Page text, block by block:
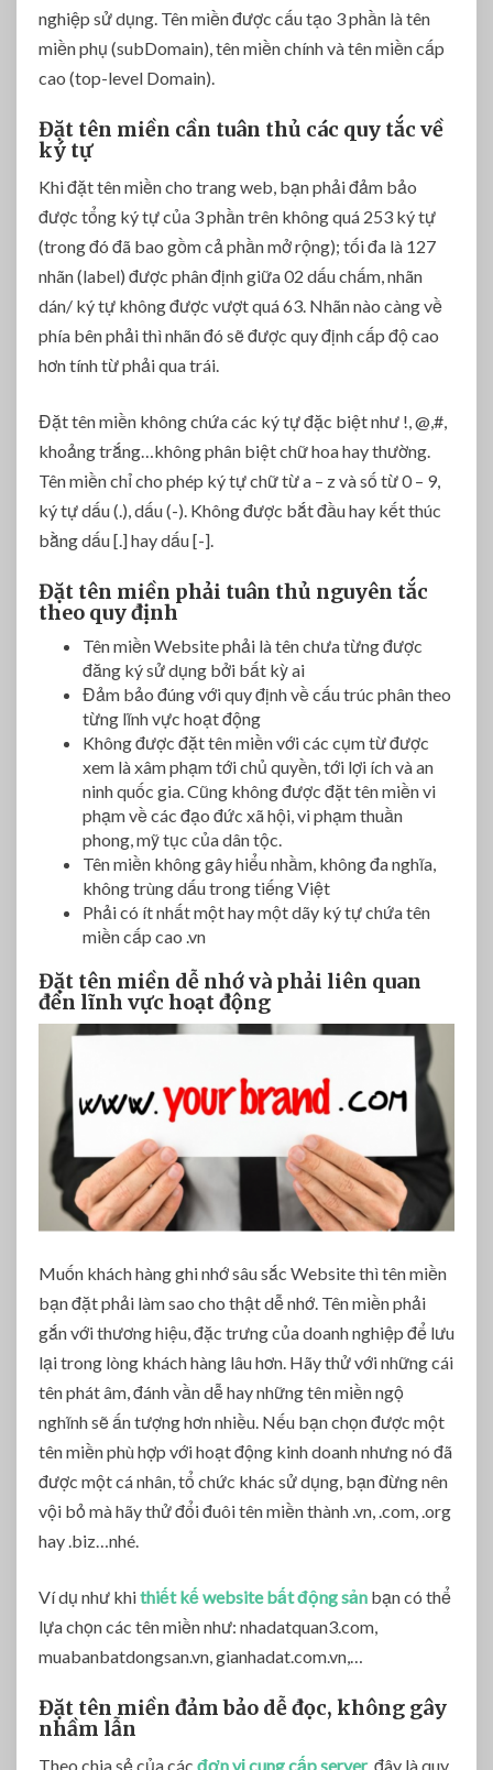
nghiệp sử dụng. Tên miền được cấu tạo 3 phần là tên
miền phụ (subDomain), tên miền chính và tên miền cấp
cao (top-level Domain).
Đặt tên miền cần tuân thủ các quy tắc về
ký tự
Khi đặt tên miền cho trang web, bạn phải đảm bảo
được tổng ký tự của 3 phần trên không quá 253 ký tự
(trong đó đã bao gồm cả phần mở rộng); tối đa là 127
nhãn (label) được phân định giữa 02 dấu chấm, nhãn
dán/ ký tự không được vượt quá 63. Nhãn nào càng về
phía bên phải thì nhãn đó sẽ được quy định cấp độ cao
hơn tính từ phải qua trái.
Đặt tên miền không chứa các ký tự đặc biệt như !, @,#,
khoảng trắng…không phân biệt chữ hoa hay thường.
Tên miền chỉ cho phép ký tự chữ từ a – z và số từ 0 – 9,
ký tự dấu (.), dấu (-). Không được bắt đầu hay kết thúc
bằng dấu [.] hay dấu [-].
Đặt tên miền phải tuân thủ nguyên tắc
theo quy định
Tên miền Website phải là tên chưa từng được
đăng ký sử dụng bởi bất kỳ ai
Đảm bảo đúng với quy định về cấu trúc phân theo
từng lĩnh vực hoạt động
Không được đặt tên miền với các cụm từ được
xem là xâm phạm tới chủ quyền, tới lợi ích và an
ninh quốc gia. Cũng không được đặt tên miền vi
phạm về các đạo đức xã hội, vi phạm thuần
phong, mỹ tục của dân tộc.
Tên miền không gây hiểu nhầm, không đa nghĩa,
không trùng dấu trong tiếng Việt
Phải có ít nhất một hay một dãy ký tự chứa tên
miền cấp cao .vn
Đặt tên miền dễ nhớ và phải liên quan
đến lĩnh vực hoạt động
Muốn khách hàng ghi nhớ sâu sắc Website thì tên miền
bạn đặt phải làm sao cho thật dễ nhớ. Tên miền phải
gắn với thương hiệu, đặc trưng của doanh nghiệp để lưu
lại trong lòng khách hàng lâu hơn. Hãy thử với những cái
tên phát âm, đánh vần dễ hay những tên miền ngộ
nghĩnh sẽ ấn tượng hơn nhiều. Nếu bạn chọn được một
tên miền phù hợp với hoạt động kinh doanh nhưng nó đã
được một cá nhân, tổ chức khác sử dụng, bạn đừng nên
vội bỏ mà hãy thử đổi đuôi tên miền thành .vn, .com, .org
hay .biz…nhé.
Ví dụ như khithiết kế website bất động sản bạn có thể
lựa chọn các tên miền như: nhadatquan3.com,
muabanbatdongsan.vn, gianhadat.com.vn,…
Đặt tên miền đảm bảo dễ đọc, không gây
nhầm lẫn
Theo chia sẻ của các đơn vị cung cấp server, đây là quy